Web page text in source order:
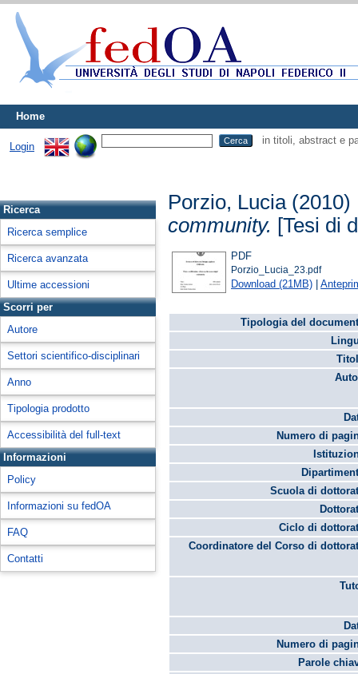
Home
Login
in titoli, abstract e
Ricerca
Ricerca semplice
Ricerca avanzata
Ultime accessioni
Scorri per
Autore
Settori scientifico-disciplinari
Anno
Tipologia prodotto
Accessibilità del full-text
Informazioni
Policy
Informazioni su fedOA
FAQ
Contatti
Porzio, Lucia(2010)
community. [Tesi di
PDF
Porzio_Lucia_23.pdf
Download (21MB) |
Tipologia del
Numero di
Scuola di
Ciclo di
Coordinatore del Corso di
Numero di
Parole